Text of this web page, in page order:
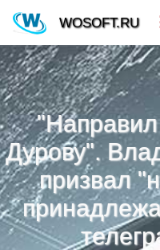
Дурову".
призвал
WOSOFT.RU
Новости»
Тренд новостей»
Рубрики»
Правила